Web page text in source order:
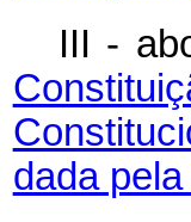
III -
dada